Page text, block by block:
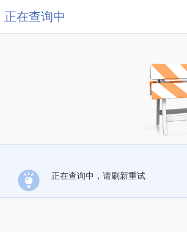
正在查询中
正在查询中，请刷新重试